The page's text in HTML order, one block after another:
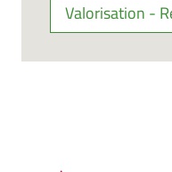
Valorisation -